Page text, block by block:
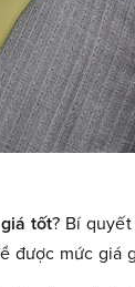
tốt? Bí
được mức giá